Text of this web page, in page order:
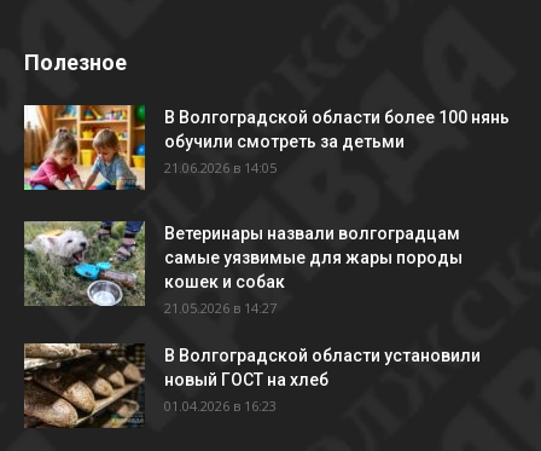
Полезное
В Волгоградской области более 100 нянь
обучили смотреть за детьми
21.06.2026 в 14:05
Ветеринары назвали волгоградцам
самые уязвимые для жары породы
кошек и собак
21.05.2026 в 14:27
В Волгоградской области установили
новый ГОСТ на хлеб
01.04.2026 в 16:23